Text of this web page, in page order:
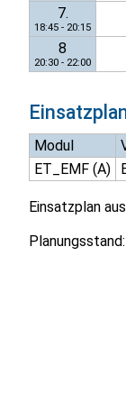
7.
18:45 - 20:15
8
20:30 - 22:00
Modul
ET_EMF (A)
Einsatzplan
Planungsstand: